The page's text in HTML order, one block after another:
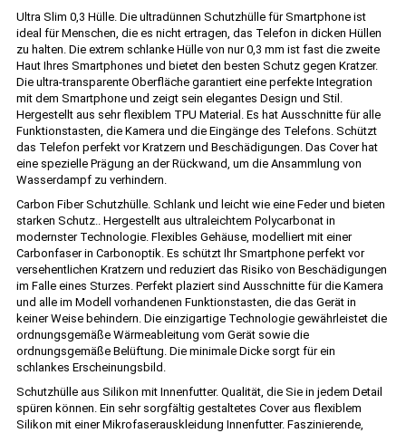
Ultra Slim 0,3 Hülle. Die ultradünnen Schutzhülle für Smartphone ist
ideal für Menschen, die es nicht ertragen, das Telefon in dicken Hüllen
zu halten. Die extrem schlanke Hülle von nur 0,3 mm ist fast die zweite
Haut Ihres Smartphones und bietet den besten Schutz gegen Kratzer.
Die ultra-transparente Oberfläche garantiert eine perfekte Integration
mit dem Smartphone und zeigt sein elegantes Design und Stil.
Hergestellt aus sehr flexiblem TPU Material. Es hat Ausschnitte für alle
Funktionstasten, die Kamera und die Eingänge des Telefons. Schützt
das Telefon perfekt vor Kratzern und Beschädigungen. Das Cover hat
eine spezielle Prägung an der Rückwand, um die Ansammlung von
Wasserdampf zu verhindern.
Carbon Fiber Schutzhülle. Schlank und leicht wie eine Feder und bieten
starken Schutz.. Hergestellt aus ultraleichtem Polycarbonat in
modernster Technologie. Flexibles Gehäuse, modelliert mit einer
Carbonfaser in Carbonoptik. Es schützt Ihr Smartphone perfekt vor
versehentlichen Kratzern und reduziert das Risiko von Beschädigungen
im Falle eines Sturzes. Perfekt plaziert sind Ausschnitte für die Kamera
und alle im Modell vorhandenen Funktionstasten, die das Gerät in
keiner Weise behindern. Die einzigartige Technologie gewährleistet die
ordnungsgemäße Wärmeableitung vom Gerät sowie die
ordnungsgemäße Belüftung. Die minimale Dicke sorgt für ein
schlankes Erscheinungsbild.
Schutzhülle aus Silikon mit Innenfutter. Qualität, die Sie in jedem Detail
spüren können. Ein sehr sorgfältig gestaltetes Cover aus flexiblem
Silikon mit einer Mikrofaserauskleidung Innenfutter. Faszinierende,